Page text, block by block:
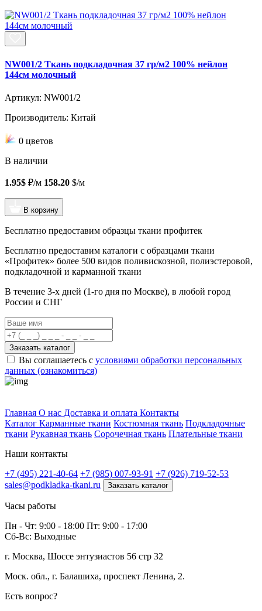
NW001/2 Ткань подкладочная 37 гр/м2 100% нейлон
144см молочный
Артикул: NW001/2
Производитель: Китай
0 цветов
В наличии
1.95$ ₽/м 158.20 $/м
В корзину
Бесплатно предоставим образцы ткани профитек
Бесплатно предоставим каталоги с образцами ткани
«Профитек» более 500 видов поливискозной, полиэстеровой,
подкладочной и карманной ткани
В течение 3-х дней (1-го дня по Москве), в любой город
России и СНГ
Заказать каталог
Вы соглашаетесь с условиями обработки персональных
данных (ознакомиться)
Главная О нас Доставка и оплата Контакты
Каталог Карманные ткани Костюмная ткань Подкладочные
ткани Рукавная ткань Сорочечная ткань Плательные ткани
Наши контакты
+7 (495) 221-40-64 +7 (985) 007-93-91 +7 (926) 719-52-53
sales@podkladka-tkani.ru
Заказать каталог
Часы работы
Пн - Чт: 9:00 - 18:00 Пт: 9:00 - 17:00
Сб-Вс: Выходные
г. Москва, Шоссе энтузиастов 56 стр 32
Моск. обл., г. Балашиха, проспект Ленина, 2.
Есть вопрос?